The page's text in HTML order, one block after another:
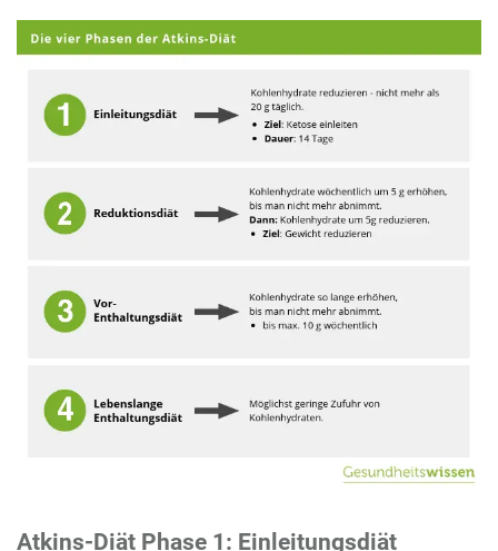
Atkins-Diät Phase 1: Einleitungsdiät